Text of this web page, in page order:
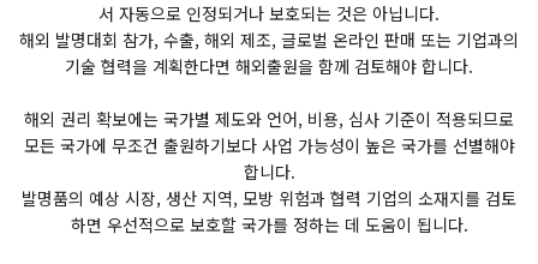
서 자동으로 인정되거나 보호되는 것은 아닙니다.
해외 발명대회 참가, 수출, 해외 제조, 글로벌 온라인 판매 또는 기업과의
기술 협력을 계획한다면 해외출원을 함께 검토해야 합니다.
해외 권리 확보에는 국가별 제도와 언어, 비용, 심사 기준이 적용되므로
모든 국가에 무조건 출원하기보다 사업 가능성이 높은 국가를 선별해야
합니다.
발명품의 예상 시장, 생산 지역, 모방 위험과 협력 기업의 소재지를 검토
하면 우선적으로 보호할 국가를 정하는 데 도움이 됩니다.